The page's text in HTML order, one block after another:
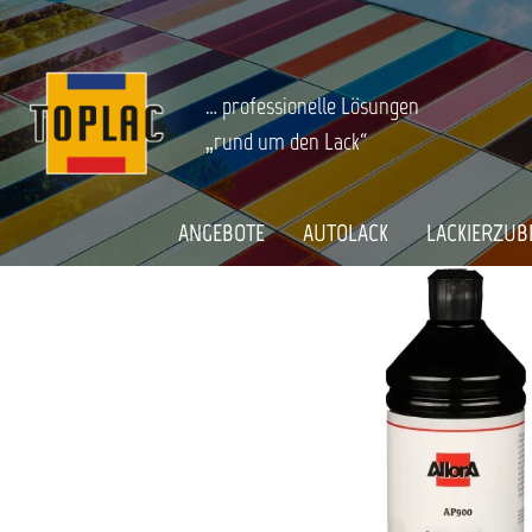
Zur Hauptnavigation springen
… professionelle Lösungen
„rund um den Lack“
ANGEBOTE AUTOLACK
Startseite FAHRZEUGPFLEGE Polituren
ALLORA POLISH UND WAX POLITUR
Bildergalerie überspringen